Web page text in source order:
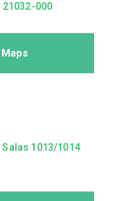
000
Salas 1013/1014